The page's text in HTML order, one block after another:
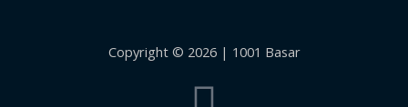
Copyright © 2026 | 1001 Basar